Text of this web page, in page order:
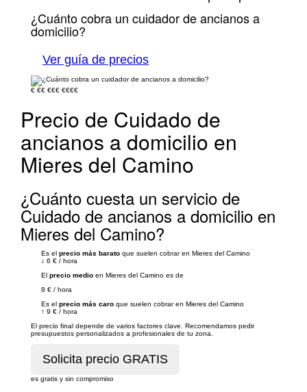
¿Cuánto cobra un cuidador de ancianos a
domicilio?
Ver guía de precios
€ €€ €€€ €€€€
Precio de Cuidado de
ancianos a domicilio en
Mieres del Camino
¿Cuánto cuesta un servicio de
Cuidado de ancianos a domicilio en
Mieres del Camino?
Es el precio más barato que suelen cobrar en Mieres del Camino
↓ 6 € / hora
El precio medio en Mieres del Camino es de
8 € / hora
Es el precio más caro que suelen cobrar en Mieres del Camino
↑ 9 € / hora
El precio final depende de varios factores clave. Recomendamos pedir
presupuestos personalizados a profesionales de tu zona.
es gratis y sin compromiso